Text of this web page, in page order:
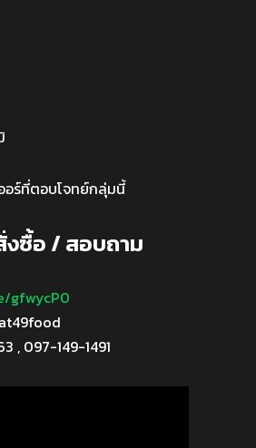
อร์ที่ตอบโจทย์กลุ่มนี้
ซื้อ / สอบถาม
gfwycP0
, 097-149-1491